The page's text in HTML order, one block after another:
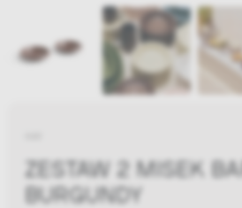
ZESTAW 2 MISEK
BURGUNDY